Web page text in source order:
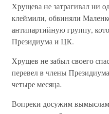
Хрущева не затрагивал ни
клеймили, обвиняли
антипартийную группу,
Президиума и ЦК.
Хрущев не забыл своего
перевел в члены
четыре месяца.
Вопреки досужим